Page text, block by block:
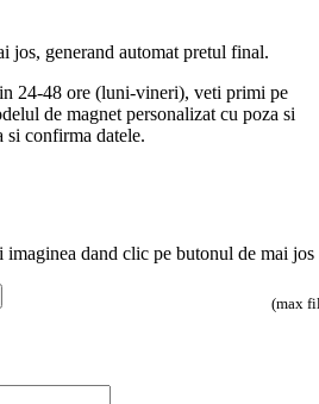
jos, generand automat pretul final.
24-48 ore (luni-vineri), veti primi pe
de magnet personalizat cu poza si
confirma datele.
imaginea dand clic pe butonul de mai jos
(max